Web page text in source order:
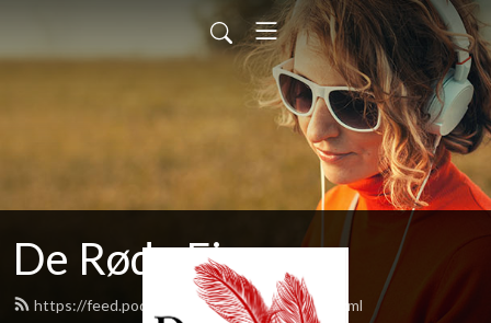
De Røde Fjer
https://feed.podbean.com/deroedefjer/feed.xml